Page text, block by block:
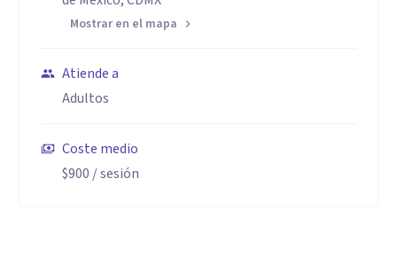
Mostrar en el mapa
Atiende a
Adultos
Coste medio
$900 / sesión